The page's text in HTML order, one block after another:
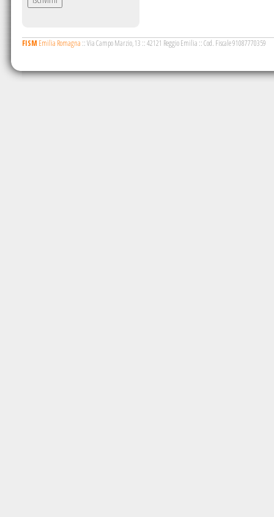
FISM Emilia Romagna ::Via Campo Marzio, 13 ::42121 Reggio Emilia ::Cod. Fiscale 91087770359